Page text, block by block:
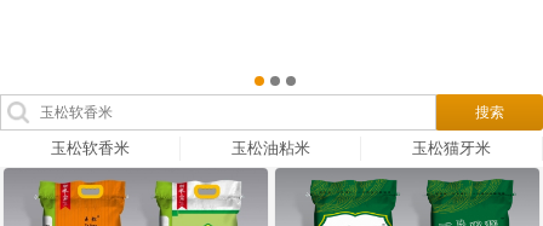
玉松软香米 玉松油粘米 玉松猫牙米